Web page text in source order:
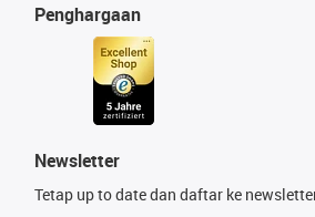
Penghargaan
Newsletter
Tetap up to date dan daftar ke